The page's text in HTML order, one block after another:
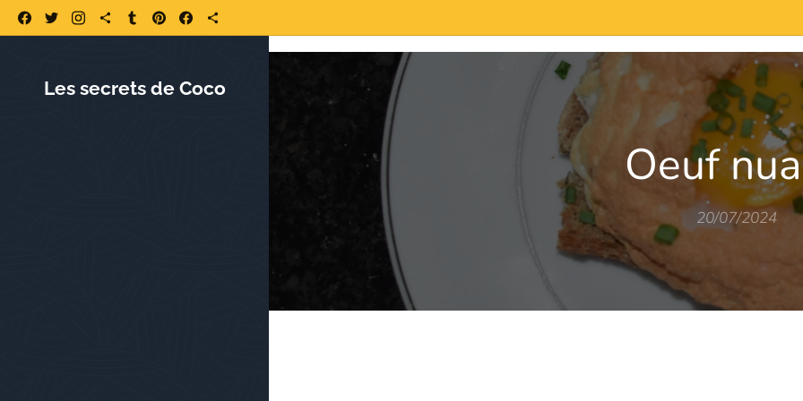
https://www.lessecretsdecoco.fr/ https://www.lessecretsdecoco.fr/quoi-de-neuf/
Les secrets de Coco
Oeuf
20/07/2024